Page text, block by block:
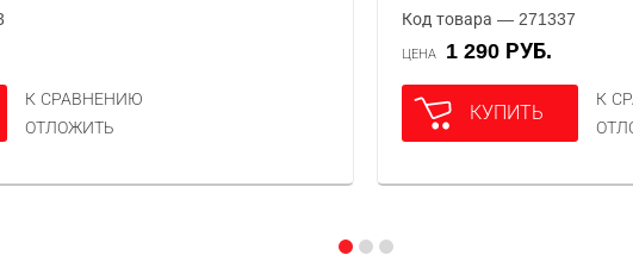
К СРАВНЕНИЮ
ОТЛОЖИТЬ
Код товара — 271337
ЦЕНА 1 290 РУБ.
КУПИТЬ
К